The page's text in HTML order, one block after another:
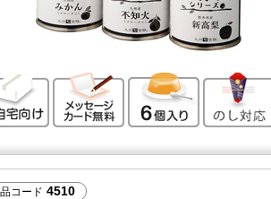
ご自宅向け メッセージカード無料
6個入り
コード 4510